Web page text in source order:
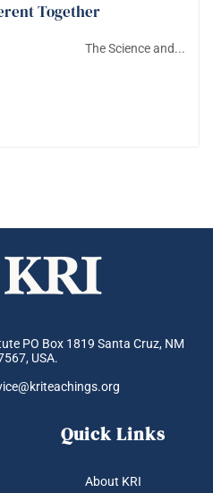
Together
The Science and...
PO Box 1819 Santa Cruz, NM
USA.
Quick Links
About KRI